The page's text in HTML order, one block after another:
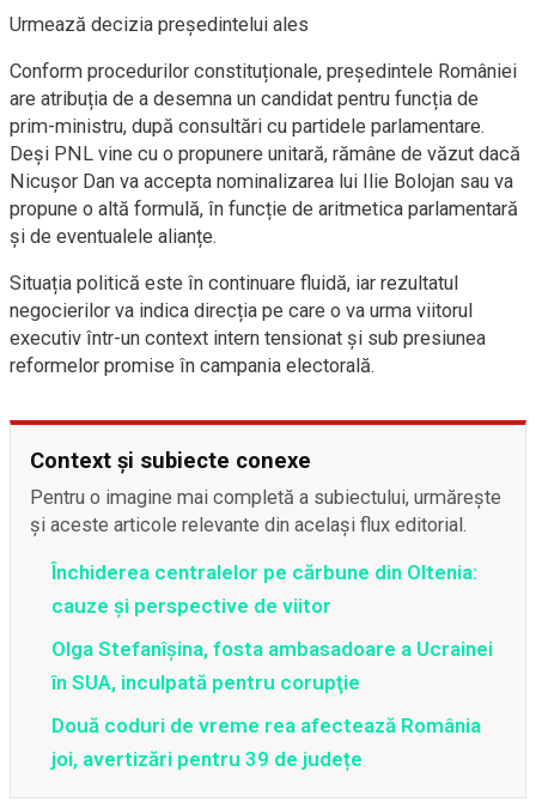
Urmează decizia președintelui ales
Conform procedurilor constituționale, președintele României
are atribuția de a desemna un candidat pentru funcția de
prim-ministru, după consultări cu partidele parlamentare.
Deși PNL vine cu o propunere unitară, rămâne de văzut dacă
Nicușor Dan va accepta nominalizarea lui Ilie Bolojan sau va
propune o altă formulă, în funcție de aritmetica parlamentară
și de eventualele alianțe.
Situația politică este în continuare fluidă, iar rezultatul
negocierilor va indica direcția pe care o va urma viitorul
executiv într-un context intern tensionat și sub presiunea
reformelor promise în campania electorală.
Context și subiecte conexe
Pentru o imagine mai completă a subiectului, urmărește
și aceste articole relevante din același flux editorial.
Închiderea centralelor pe cărbune din Oltenia:
cauze și perspective de viitor
Olga Stefanîşina, fosta ambasadoare a Ucrainei
în SUA, inculpată pentru corupţie
Două coduri de vreme rea afectează România
joi, avertizări pentru 39 de județe